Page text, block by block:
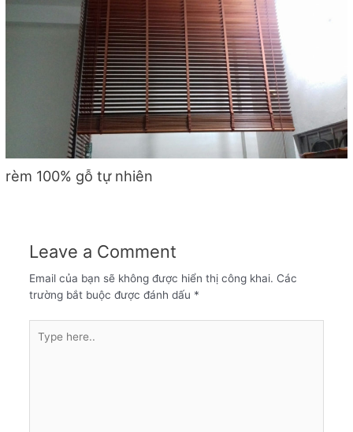
rèm 100% gỗ tự nhiên
Leave a Comment
Email của bạn sẽ không được hiển thị công khai. Các
trường bắt buộc được đánh dấu *
here..